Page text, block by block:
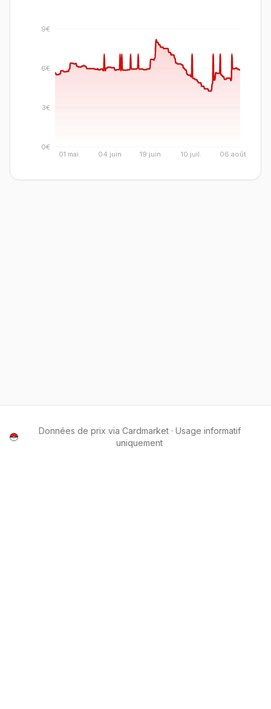
01 mai 04 juin 19 juin 10 juil. 06 août
0€
3€
6€
9€
Données de prix via Cardmarket · Usage informatif
uniquement